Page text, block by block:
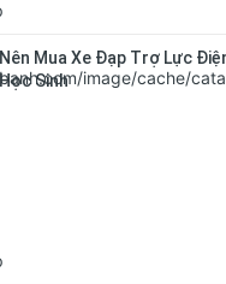
Nên Mua Xe Đạp Trợ Lực
Học Sinh